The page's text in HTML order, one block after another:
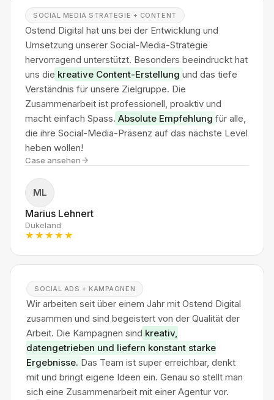
SOCIAL MEDIA STRATEGIE + CONTENT
Ostend Digital hat uns bei der Entwicklung und
Umsetzung unserer Social-Media-Strategie
hervorragend unterstützt. Besonders beeindruckt hat
uns die kreative Content-Erstellung und das tiefe
Verständnis für unsere Zielgruppe. Die
Zusammenarbeit ist professionell, proaktiv und
macht einfach Spass. Absolute Empfehlung für alle,
die ihre Social-Media-Präsenz auf das nächste Level
heben wollen!
Case ansehen
ML
Marius Lehnert
Dukeland
★★★★★
SOCIAL ADS + KAMPAGNEN
Wir arbeiten seit über einem Jahr mit Ostend Digital
zusammen und sind begeistert von der Qualität der
Arbeit. Die Kampagnen sind kreativ,
datengetrieben und liefern konstant starke
Ergebnisse. Das Team ist super erreichbar, denkt
mit und bringt eigene Ideen ein. Genau so stellt man
sich eine Zusammenarbeit mit einer Agentur vor.